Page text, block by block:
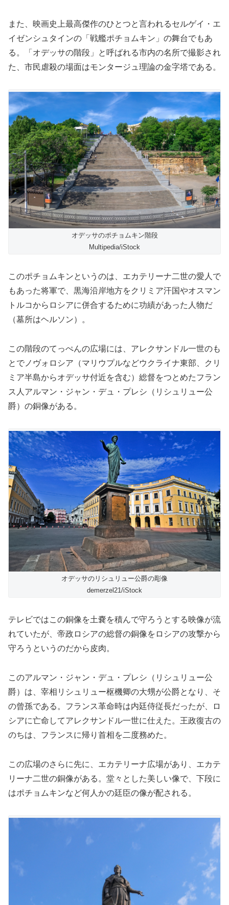
また、映画史上最高傑作のひとつと言われるセルゲイ・エ
イゼンシュタインの「戦艦ポチョムキン」の舞台でもあ
る。「オデッサの階段」と呼ばれる市内の名所で撮影され
た、市民虐殺の場面はモンタージュ理論の金字塔である。
オデッサのポチョムキン階段
Multipedia/iStock
このポチョムキンというのは、エカテリーナ二世の愛人で
もあった将軍で、黒海沿岸地方をクリミア汗国やオスマン
トルコからロシアに併合するために功績があった人物だ
（墓所はヘルソン）。
この階段のてっぺんの広場には、アレクサンドル一世のも
とでノヴォロシア（マリウプルなどウクライナ東部、クリ
ミア半島からオデッサ付近を含む）総督をつとめたフラン
ス人アルマン・ジャン・デュ・プレシ（リシュリュー公
爵）の銅像がある。
オデッサのリシュリュー公爵の彫像
demerzel21/iStock
テレビではこの銅像を土嚢を積んで守ろうとする映像が流
れていたが、帝政ロシアの総督の銅像をロシアの攻撃から
守ろうというのだから皮肉。
このアルマン・ジャン・デュ・プレシ（リシュリュー公
爵）は、宰相リシュリュー枢機卿の大甥が公爵となり、そ
の曾孫である。フランス革命時は内廷侍従長だったが、ロ
シアに亡命してアレクサンドル一世に仕えた。王政復古の
のちは、フランスに帰り首相を二度務めた。
この広場のさらに先に、エカテリーナ広場があり、エカテ
リーナ二世の銅像がある。堂々とした美しい像で、下段に
はポチョムキンなど何人かの廷臣の像が配される。